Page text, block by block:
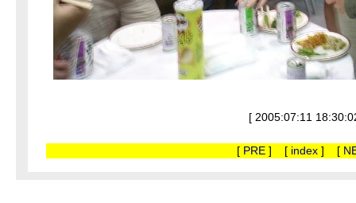
[ 2005:07:11
[ PRE] [ index] [